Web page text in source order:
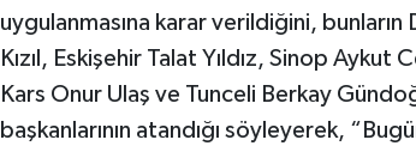
uygulanmasına karar verildiğini,
Kızıl, Eskişehir Talat Yıldız, Sinop Aykut
Kars Onur Ulaş ve Tunceli Berkay
başkanlarının atandığı söyleyerek,